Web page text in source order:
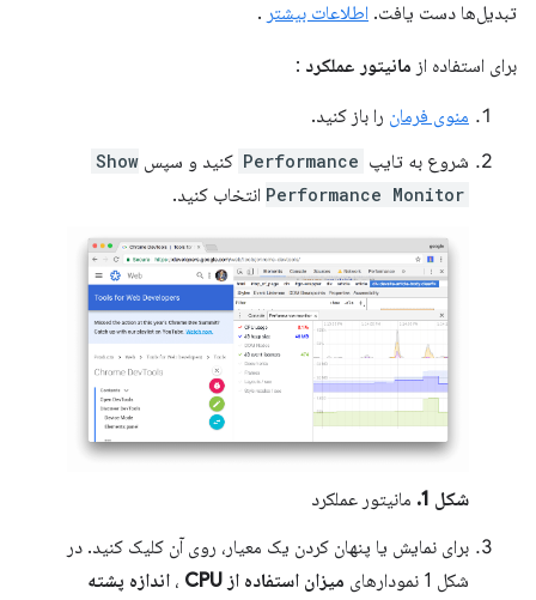
تبدیل‌ها دست یافت. اطلاعات بیشتر .
برای استفاده از مانیتور عملکرد :
منوی فرمان را باز کنید.
شروع به تایپ Performance کنید و سپس Show
Performance Monitor انتخاب کنید.
شکل 1.
مانیتور عملکرد
برای نمایش یا پنهان کردن یک معیار، روی آن کلیک کنید. در
شکل 1 نمودارهای
میزان استفاده از CPU ، اندازه پشته